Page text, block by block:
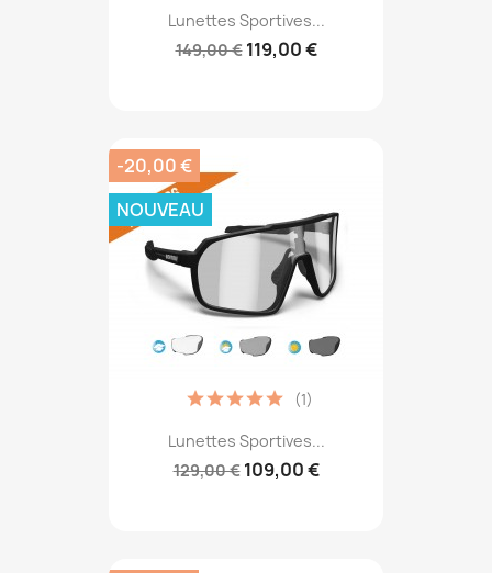
Lunettes Sportives...
149,00 € 119,00 €
Lunettes Sportives...
129,00 € 109,00 €
(1)
-20,00 €
NOUVEAU